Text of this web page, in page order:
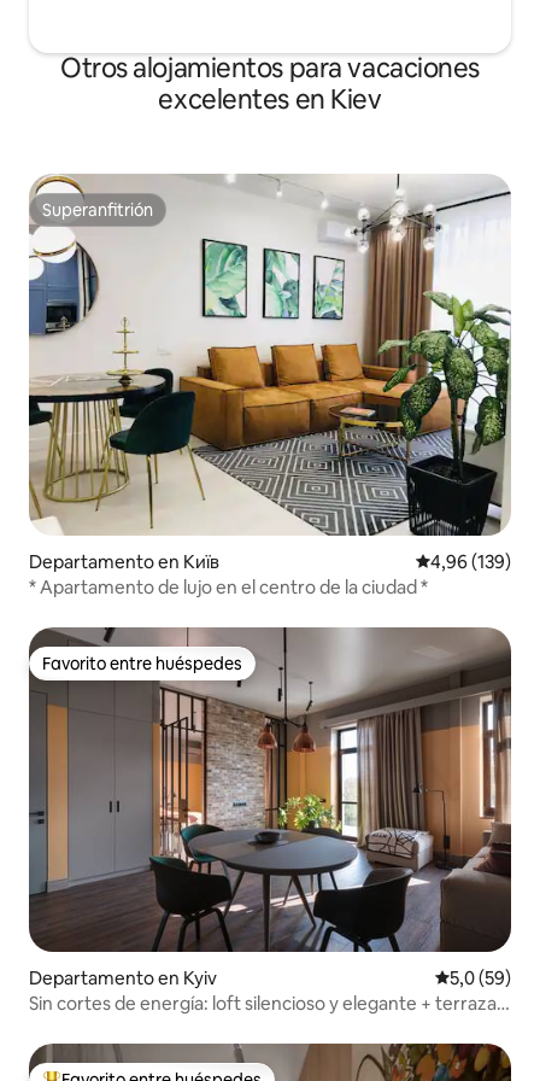
Otros alojamientos para vacaciones
excelentes en Kiev
Superanfitrión
Superanfitrión
Departamento en Київ Calificación
4,96 (139)
* Apartamento de lujo en el centro de la ciudad *
Favorito entre huéspedes
Favorito entre huéspedes
Departamento en Kyiv Calificación
5,0 (59)
Sin cortes de energía: loft silencioso y elegante + terraza y